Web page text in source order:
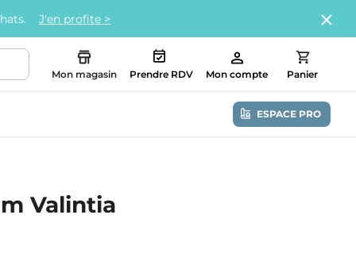
J'en profite >
Mon magasin Prendre RDV Mon compte Panier
ESPACE PRO
Valintia